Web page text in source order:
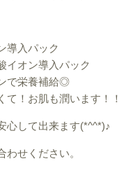
導入パック
イオン導入パック
で栄養補給◎
て！お肌も潤います！！
心して出来ます(*^^*)♪
わせください。